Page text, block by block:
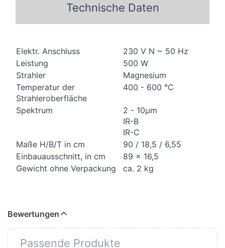
Technische Daten
Elektr. Anschluss
230 V N ~ 50 Hz
Leistung
500 W
Strahler
Magnesium
Temperatur der
Strahleroberfläche
400 - 600 °C
Spektrum
2 - 10μm
IR-B
IR-C
Maße H/B/T in cm
90 / 18,5 / 6,55
Einbauausschnitt, in cm
89 x 16,5
Gewicht ohne Verpackung
ca. 2 kg
Bewertungen
Passende Produkte